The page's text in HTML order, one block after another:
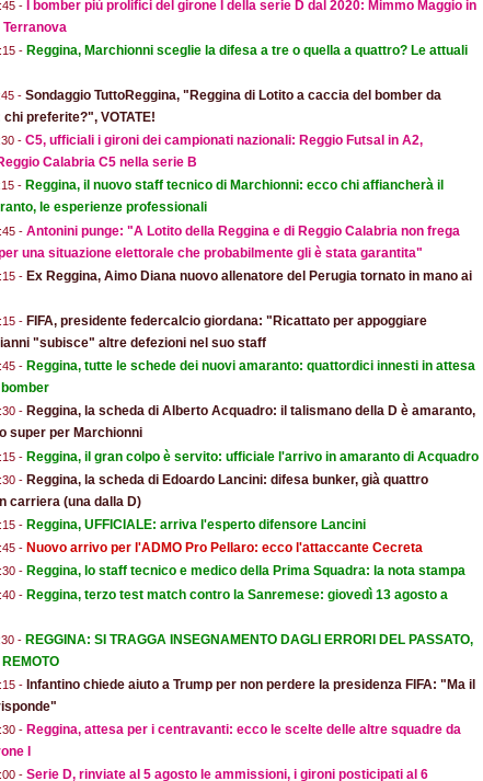
- I bomber più prolifici del girone I della serie D dal 2020: Mimmo Maggio in
- Reggina, Marchionni sceglie la difesa a tre o quella a quattro? Le attuali
- Sondaggio TuttoReggina, "Reggina di Lotito a caccia del bomber da
preferite?", VOTATE!
- C5, ufficiali i gironi dei campionati nazionali: Reggio Futsal in A2,
Calabria C5 nella serie B
- Reggina, il nuovo staff tecnico di Marchionni: ecco chi affiancherà il
le esperienze professionali
- Antonini punge: "A Lotito della Reggina e di Reggio Calabria non frega
una situazione elettorale che probabilmente gli è stata garantita"
- Ex Reggina, Aimo Diana nuovo allenatore del Perugia tornato in mano ai
- FIFA, presidente federcalcio giordana: "Ricattato per appoggiare
"subisce" altre defezioni nel suo staff
- Reggina, tutte le schede dei nuovi amaranto: quattordici innesti in attesa
- Reggina, la scheda di Alberto Acquadro: il talismano della D è amaranto,
super per Marchionni
- Reggina, il gran colpo è servito: ufficiale l'arrivo in amaranto di Acquadro
- Reggina, la scheda di Edoardo Lancini: difesa bunker, già quattro
carriera (una dalla D)
- Reggina, UFFICIALE: arriva l'esperto difensore Lancini
- Nuovo arrivo per l'ADMO Pro Pellaro: ecco l'attaccante Cecreta
- Reggina, lo staff tecnico e medico della Prima Squadra: la nota stampa
- Reggina, terzo test match contro la Sanremese: giovedì 13 agosto a
- REGGINA: SI TRAGGA INSEGNAMENTO DAGLI ERRORI DEL PASSATO,
- Infantino chiede aiuto a Trump per non perdere la presidenza FIFA: "Ma il
- Reggina, attesa per i centravanti: ecco le scelte delle altre squadre da
I
- Serie D, rinviate al 5 agosto le ammissioni, i gironi posticipati al 6